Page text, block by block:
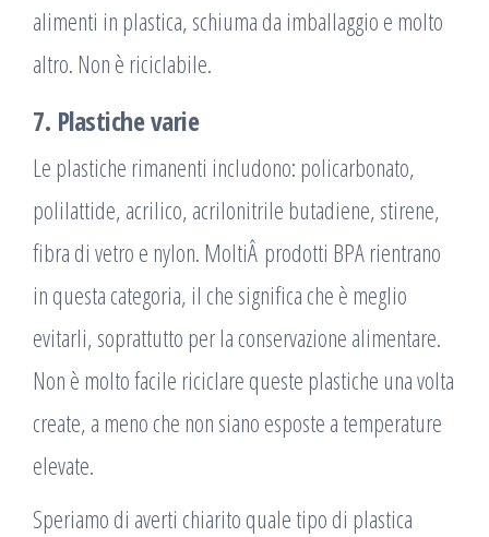
alimenti in plastica, schiuma da imballaggio e molto
altro. Non è riciclabile.
7. Plastiche varie
Le plastiche rimanenti includono: policarbonato,
polilattide, acrilico, acrilonitrile butadiene, stirene,
fibra di vetro e nylon. MoltiÂ prodotti BPA rientrano
in questa categoria, il che significa che è meglio
evitarli, soprattutto per la conservazione alimentare.
Non è molto facile riciclare queste plastiche una volta
create, a meno che non siano esposte a temperature
elevate.
Speriamo di averti chiarito quale tipo di plastica